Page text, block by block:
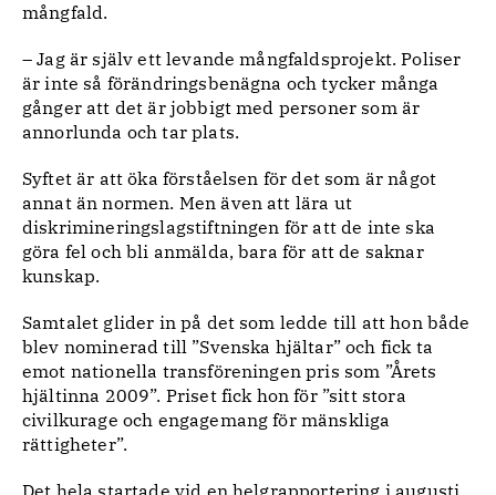
mångfald.
– Jag är själv ett levande mångfaldsprojekt. Poliser
är inte så förändringsbenägna och tycker många
gånger att det är jobbigt med personer som är
annorlunda och tar plats.
Syftet är att öka förståelsen för det som är något
annat än normen. Men även att lära ut
diskrimineringslagstiftningen för att de inte ska
göra fel och bli anmälda, bara för att de saknar
kunskap.
Samtalet glider in på det som ledde till att hon både
blev nominerad till ”Svenska hjältar” och fick ta
emot nationella transföreningen pris som ”Årets
hjältinna 2009”. Priset fick hon för ”sitt stora
civilkurage och engagemang för mänskliga
rättigheter”.
Det hela startade vid en helgrapportering i augusti